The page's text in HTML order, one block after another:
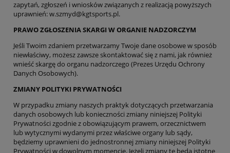
zapytań, zgłoszeń i wniosków związanych z realizacją powyższych
uprawnień: w.szmyd@kgtsports.pl.
PRAWO ZGŁOSZENIA SKARGI W ORGANIE NADZORCZYM
Jeśli Twoim zdaniem przetwarzamy Twoje dane osobowe w sposób
niewłaściwy, możesz zawsze skontaktować się z nami, jak również
wnieść skargę do organu nadzorczego (Prezes Urzędu Ochrony
Danych Osobowych).
ZMIANY POLITYKI PRYWATNOŚCI
W przypadku zmiany naszych praktyk dotyczących przetwarzania
danych osobowych lub konieczności zmiany niniejszej Polityki
Prywatności zgodnie z obowiązującym prawem, orzecznictwem
lub wytycznymi wydanymi przez właściwe organy lub sądy,
będziemy uprawnieni do jednostronnej zmiany niniejszej Polityki
Prywatności w dowolnym momencie. Jeżeli zmiany te będą istotne